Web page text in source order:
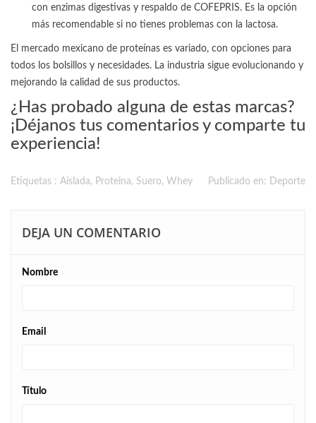
con enzimas digestivas y respaldo de COFEPRIS. Es la opción
más recomendable si no tienes problemas con la lactosa.
El mercado mexicano de proteínas es variado, con opciones para
todos los bolsillos y necesidades. La industria sigue evolucionando y
mejorando la calidad de sus productos.
¿Has probado alguna de estas marcas?
¡Déjanos tus comentarios y comparte tu
experiencia!
Etiquetas : Aislada, Proteina, Suero, Whey Publicado en: Deporte
DEJA UN COMENTARIO
Nombre
Email
Título